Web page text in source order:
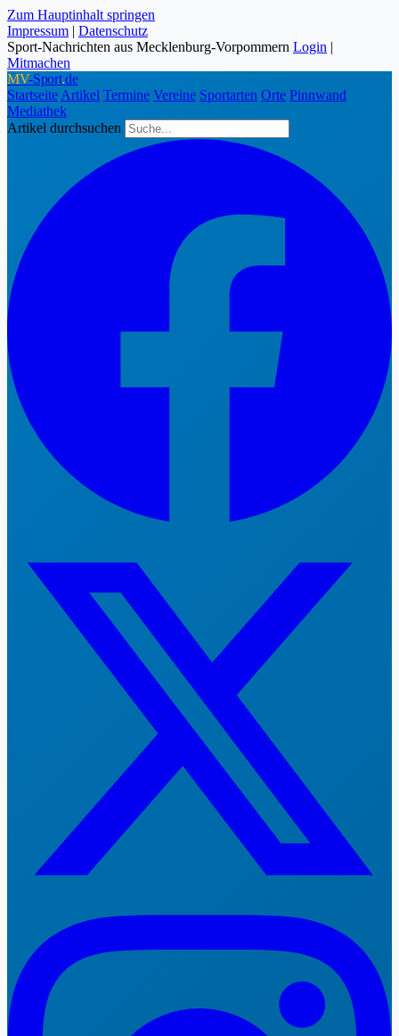
Zum Hauptinhalt springen
Impressum | Datenschutz
Sport-Nachrichten aus Mecklenburg-Vorpommern Login |
Mitmachen
MV-Sport.de
Startseite Artikel Termine Vereine Sportarten Orte Pinnwand
Mediathek
Artikel durchsuchen